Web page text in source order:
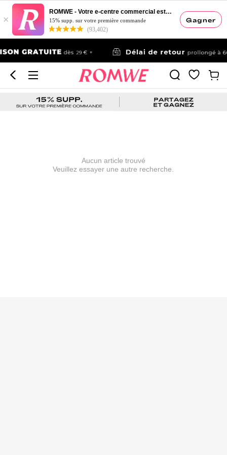
Gagner
×
ROMWE - Votre e-centre commercial esthétique
15% supp. sur votre première commande
(93,402)
Aucun article trouvé
Veuillez essayer une autre recherche.